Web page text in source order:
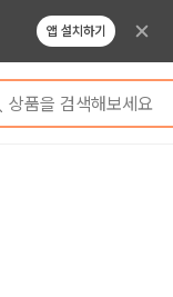
앱 설치하기
상품을 검색해보세요